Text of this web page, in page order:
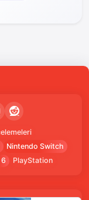
Nintendo Switch
6 PlayStation